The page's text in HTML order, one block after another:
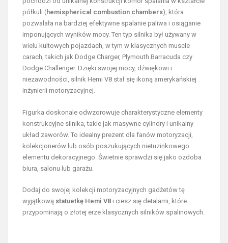
półkuli (hemispherical combustion chambers), która
pozwalała na bardziej efektywne spalanie paliwa i osiąganie
imponujących wyników mocy. Ten typ silnika był używany w
wielu kultowych pojazdach, w tym w klasycznych muscle
carach, takich jak Dodge Charger, Plymouth Barracuda czy
Dodge Challenger. Dzięki swojej mocy, dźwiękowi i
niezawodności, silnik Hemi V8 stał się ikoną amerykańskiej
inżynierii motoryzacyjnej.
Figurka doskonale odwzorowuje charakterystyczne elementy
konstrukcyjne silnika, takie jak masywne cylindry i unikalny
układ zaworów. To idealny prezent dla fanów motoryzacji,
kolekcjonerów lub osób poszukujących nietuzinkowego
elementu dekoracyjnego. Świetnie sprawdzi się jako ozdoba
biura, salonu lub garażu.
Dodaj do swojej kolekcji motoryzacyjnych gadżetów tę
wyjątkową statuetkę Hemi V8i ciesz się detalami, które
przypominają o złotej erze klasycznych silników spalinowych.